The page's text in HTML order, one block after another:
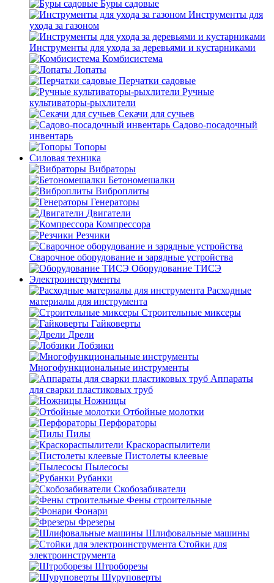
Буры садовые
Инструменты для
ухода за газоном
Инструменты для ухода за деревьями и кустарниками
Комбисистема
Лопаты
Перчатки садовые
Ручные
культиваторы-рыхлители
Секачи для сучьев
Садово-посадочный
инвентарь
Топоры
Силовая техника
Вибраторы
Бетономешалки
Виброплиты
Генераторы
Двигатели
Компрессора
Резчики
Сварочное оборудование и зарядные устройства
Оборудование ТИСЭ
Электроинструменты
Расходные
материалы для инструмента
Строительные миксеры
Гайковерты
Дрели
Лобзики
Многофункциональные инструменты
Аппараты
для сварки пластиковых труб
Ножницы
Отбойные молотки
Перфораторы
Пилы
Краскораспылители
Пистолеты клеевые
Пылесосы
Рубанки
Скобозабиватели
Фены строительные
Фонари
Фрезеры
Шлифовальные машины
Стойки для
электроинструмента
Штроборезы
Шуруповерты